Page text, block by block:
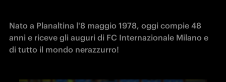
Nato a Planaltina l'8 maggio 1978, oggi compie 48
anni e riceve gli auguri di FC Internazionale Milano e
di tutto il mondo nerazzurro!